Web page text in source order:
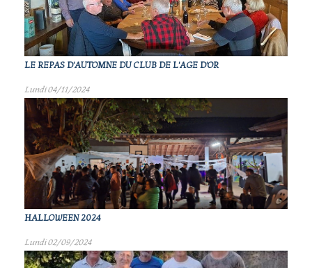
LE REPAS D'AUTOMNE DU CLUB DE L'AGE D'OR
Lundi 04/11/2024
HALLOWEEN 2024
Lundi 02/09/2024